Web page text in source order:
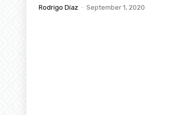
Rodrigo Díaz - September 1, 2020